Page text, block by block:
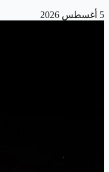
5 أغسطس 2026